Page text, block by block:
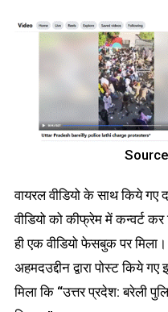
वायरल वीडियो के साथ किये
वीडियो को कीफ्रेम में कन्वर्ट कर
ही एक वीडियो फेसबुक पर
अहमदउद्दीन द्वारा पोस्ट किये
मिला कि “उत्तर प्रदेश: बरेली